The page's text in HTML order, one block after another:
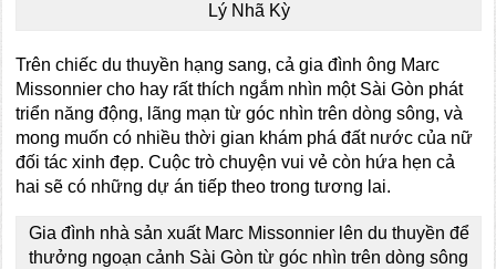
Lý Nhã Kỳ
Trên chiếc du thuyền hạng sang, cả gia đình ông Marc
Missonnier cho hay rất thích ngắm nhìn một Sài Gòn phát
triển năng động, lãng mạn từ góc nhìn trên dòng sông, và
mong muốn có nhiều thời gian khám phá đất nước của nữ
đối tác xinh đẹp. Cuộc trò chuyện vui vẻ còn hứa hẹn cả
hai sẽ có những dự án tiếp theo trong tương lai.
Gia đình nhà sản xuất Marc Missonnier lên du thuyền để
thưởng ngoạn cảnh Sài Gòn từ góc nhìn trên dòng sông